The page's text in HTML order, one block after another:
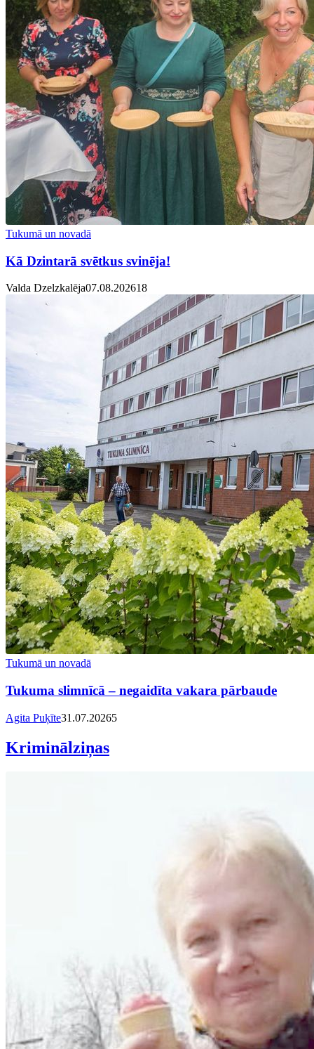
Tukumā un novadā
Kā Dzintarā svētkus svinēja!
Valda Dzelzkalēja07.08.202618
Tukumā un novadā
Tukuma slimnīcā – negaidīta vakara pārbaude
Agita Puķīte31.07.20265
Kriminālziņas